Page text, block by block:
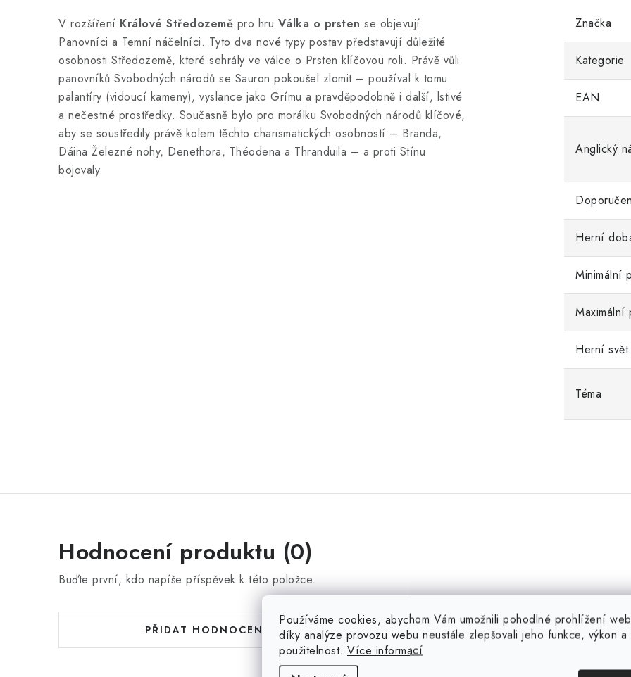
Používáme cookies, abychom Vám umožnili pohodlné prohlížení
díky analýze provozu webu neustále zlepšovali jeho funkce, výkon a
použitelnost. Více informací
V rozšíření Králové Středozemě pro hru Válka o prsten se objevují
Panovníci a Temní náčelníci. Tyto dva nové typy postav představují důležité
osobnosti Středozemě, které sehrály ve válce o Prsten klíčovou roli. Právě vůli
panovníků Svobodných národů se Sauron pokoušel zlomit – používal k tomu
palantíry (vidoucí kameny), vyslance jako Grímu a pravděpodobně i další, lstivé
a nečestné prostředky. Současně bylo pro morálku Svobodných národů klíčové,
aby se soustředily právě kolem těchto charismatických osobností – Branda,
Dáina Železné nohy, Denethora, Théodena a Thranduila – a proti Stínu
bojovaly.
Značka
Kategorie
EAN
Anglický
Herní
Minimální
Maximální
Herní svět
Téma
Hodnocení produktu (0)
Buďte první, kdo napíše příspěvek k této položce.
PŘIDAT HODNOCENÍ